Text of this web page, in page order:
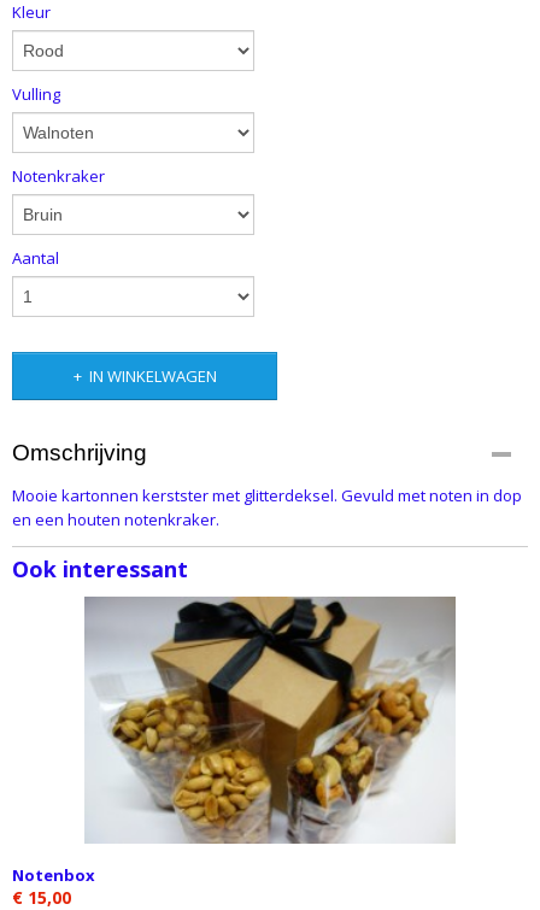
Kleur
Vulling
Notenkraker
Aantal
IN WINKELWAGEN
Omschrijving
Mooie kartonnen kerstster met glitterdeksel. Gevuld met noten in dop
en een houten notenkraker.
Ook interessant
Notenbox
€ 15,00